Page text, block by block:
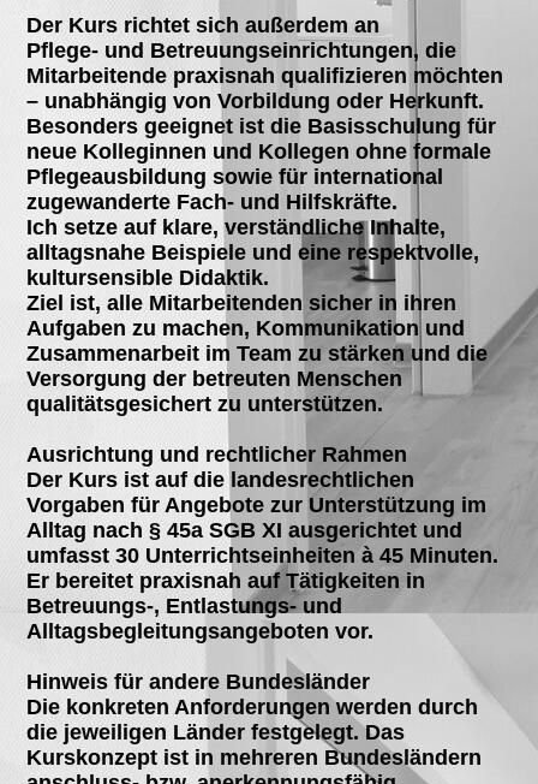
Der Kurs richtet sich außerdem an
Pflege- und Betreuungseinrichtungen, die
Mitarbeitende praxisnah qualifizieren möchten
– unabhängig von Vorbildung oder Herkunft.
Besonders geeignet ist die Basisschulung für
neue Kolleginnen und Kollegen ohne formale
Pflegeausbildung sowie für international
zugewanderte Fach- und Hilfskräfte.
Ich setze auf klare, verständliche Inhalte,
alltagsnahe Beispiele und eine respektvolle,
kultursensible Didaktik.
Ziel ist, alle Mitarbeitenden sicher in ihren
Aufgaben zu machen, Kommunikation und
Zusammenarbeit im Team zu stärken und die
Versorgung der betreuten Menschen
qualitätsgesichert zu unterstützen.
Ausrichtung und rechtlicher Rahmen
Der Kurs ist auf die landesrechtlichen
Vorgaben für Angebote zur Unterstützung im
Alltag nach § 45a SGB XI ausgerichtet und
umfasst 30 Unterrichtseinheiten à 45 Minuten.
Er bereitet praxisnah auf Tätigkeiten in
Betreuungs‑, Entlastungs‑ und
Alltagsbegleitungsangeboten vor.
Hinweis für andere Bundesländer
Die konkreten Anforderungen werden durch
die jeweiligen Länder festgelegt. Das
Kurskonzept ist in mehreren Bundesländern